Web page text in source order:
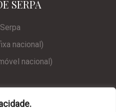
SERPA
nacional)
nacional)